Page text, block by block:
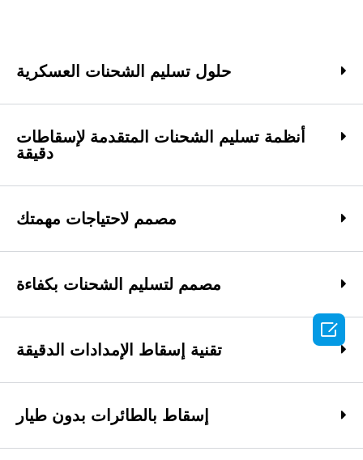
حلول تسليم الشحنات العسكرية
أنظمة تسليم الشحنات المتقدمة لإسقاطات
دقيقة
مصمم لاحتياجات مهمتك
مصمم لتسليم الشحنات بكفاءة
تقنية إسقاط الإمدادات الدقيقة
إسقاط بالطائرات بدون طيار
